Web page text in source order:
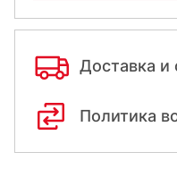
Доставка и
Политика